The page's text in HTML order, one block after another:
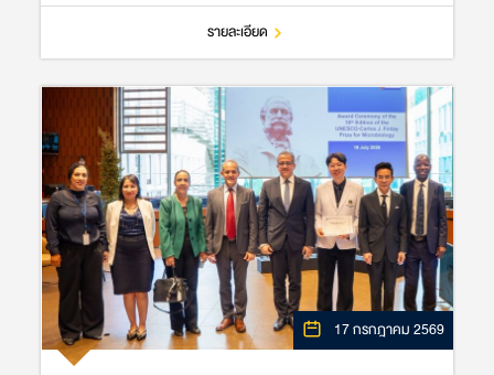
ที่องค์การยูเนสโกแต่งตั้ง ได้แก่ Dr. S…
รายละเอียด
17 กรกฎาคม 2569